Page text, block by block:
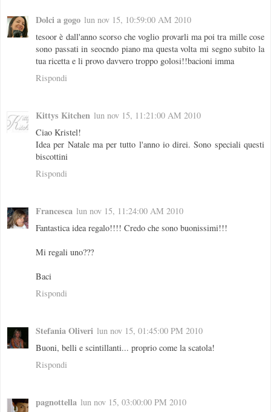
Dolci a gogo lun nov 15, 10:59:00 AM 2010
tesoor è dall'anno scorso che voglio provarli ma poi tra mille cose
sono passati in seocndo piano ma questa volta mi segno subito la
tua ricetta e li provo davvero troppo golosi!!bacioni imma
Rispondi
Kittys Kitchen lun nov 15, 11:21:00 AM 2010
Ciao Kristel!
Idea per Natale ma per tutto l'anno io direi. Sono speciali questi
biscottini
Rispondi
Francesca lun nov 15, 11:24:00 AM 2010
Fantastica idea regalo!!!! Credo che sono buonissimi!!!
Mi regali uno???
Baci
Rispondi
Stefania Oliveri lun nov 15, 01:45:00 PM 2010
Buoni, belli e scintillanti... proprio come la scatola!
Rispondi
pagnottella lun nov 15, 03:00:00 PM 2010